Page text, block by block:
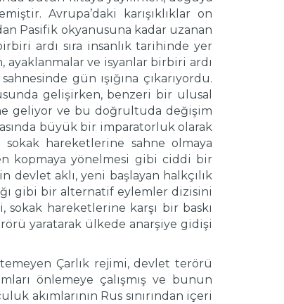
Avrupa’daki karışıklıklar on
Pasifik okyanusuna kadar uzanan
ardı sıra insanlık tarihinde yer
ayaklanmalar ve isyanlar birbiri ardı
gün ışığına çıkarıyordu.
gelişirken, benzeri bir ulusal
geliyor ve bu doğrultuda değişim
büyük bir imparatorluk olarak
hareketlerine sahne olmaya
kopmaya yönelmesi gibi ciddi bir
devlet aklı, yeni başlayan halkçılık
gibi bir alternatif eylemler dizisini
hareketlerine karşı bir baskı
yaratarak ülkede anarşiye gidişi
Çarlık rejimi, devlet terörü
önlemeye çalışmış ve bunun
akımlarının Rus sınırından içeri